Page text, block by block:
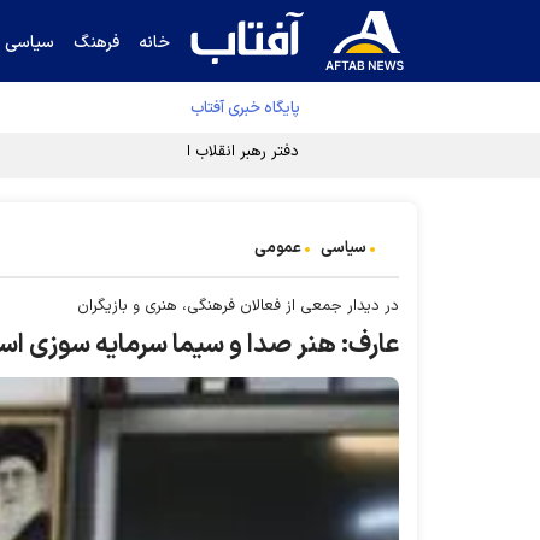
خانه فرهنگ سیاسی
پایگاه خبری آفتاب
دفتر رهبر انقلاب ادعای خرازی درباره پزشکیان
سیاسی عمومی
در دیدار جمعی از فعالان فرهنگی، هنری و بازیگران
عارف: هنر صدا و سیما سرمایه سوزی